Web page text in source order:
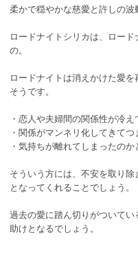
柔かで穏やかな慈愛と許しの波
ロードナイトシリカは、ロー
の。
ロードナイトは消えかけた愛
そうです。
・恋人や夫婦間の関係性が冷え
・関係がマンネリ化してきて
・気持ちが離れてしまったのか
そういう方には、不安を取り
となってくれることでしょう。
過去の愛に踏ん切りがついて
助けとなるでしょう。